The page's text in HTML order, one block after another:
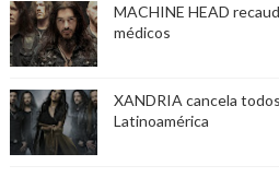
MACHINE HEAD
médicos
XANDRIA cancela
Latinoamérica